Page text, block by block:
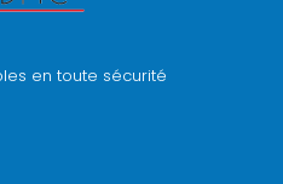
en toute sécurité